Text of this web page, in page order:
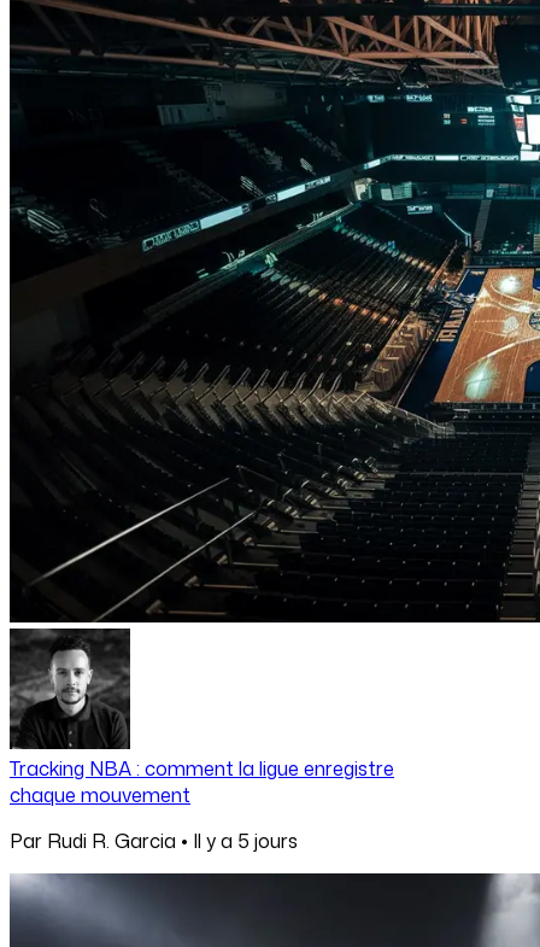
Tracking NBA : comment la ligue enregistre
chaque mouvement
Par Rudi R. Garcia • Il y a 5 jours